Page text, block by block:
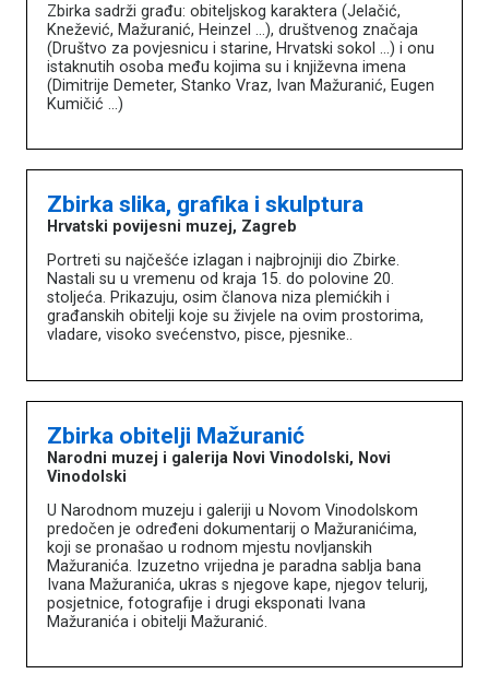
Zbirka sadrži građu: obiteljskog karaktera (Jelačić,
Knežević, Mažuranić, Heinzel …), društvenog značaja
(Društvo za povjesnicu i starine, Hrvatski sokol …) i onu
istaknutih osoba među kojima su i književna imena
(Dimitrije Demeter, Stanko Vraz, Ivan Mažuranić, Eugen
Kumičić …)
Zbirka slika, grafika i skulptura
Hrvatski povijesni muzej, Zagreb
Portreti su najčešće izlagan i najbrojniji dio Zbirke.
Nastali su u vremenu od kraja 15. do polovine 20.
stoljeća. Prikazuju, osim članova niza plemićkih i
građanskih obitelji koje su živjele na ovim prostorima,
vladare, visoko svećenstvo, pisce, pjesnike..
Zbirka obitelji Mažuranić
Narodni muzej i galerija Novi Vinodolski, Novi
Vinodolski
U Narodnom muzeju i galeriji u Novom Vinodolskom
predočen je određeni dokumentarij o Mažuranićima,
koji se pronašao u rodnom mjestu novljanskih
Mažuranića. Izuzetno vrijedna je paradna sablja bana
Ivana Mažuranića, ukras s njegove kape, njegov telurij,
posjetnice, fotografije i drugi eksponati Ivana
Mažuranića i obitelji Mažuranić.